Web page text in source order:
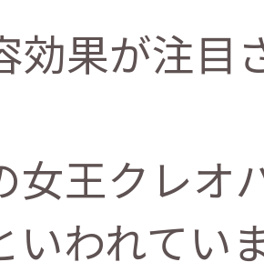
効果が注目
女王クレオ
われてい